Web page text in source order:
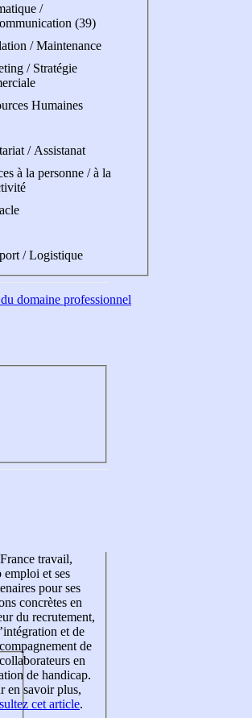
/
(39)
/ Maintenance
/ Stratégie
Humaines
/ Assistanat
à la personne / à la
/ Logistique
domaine professionnel
travail,
emploi et ses
pour ses
concrètes en
du recrutement,
et de
de
en
de handicap.
en savoir plus,
cet article.